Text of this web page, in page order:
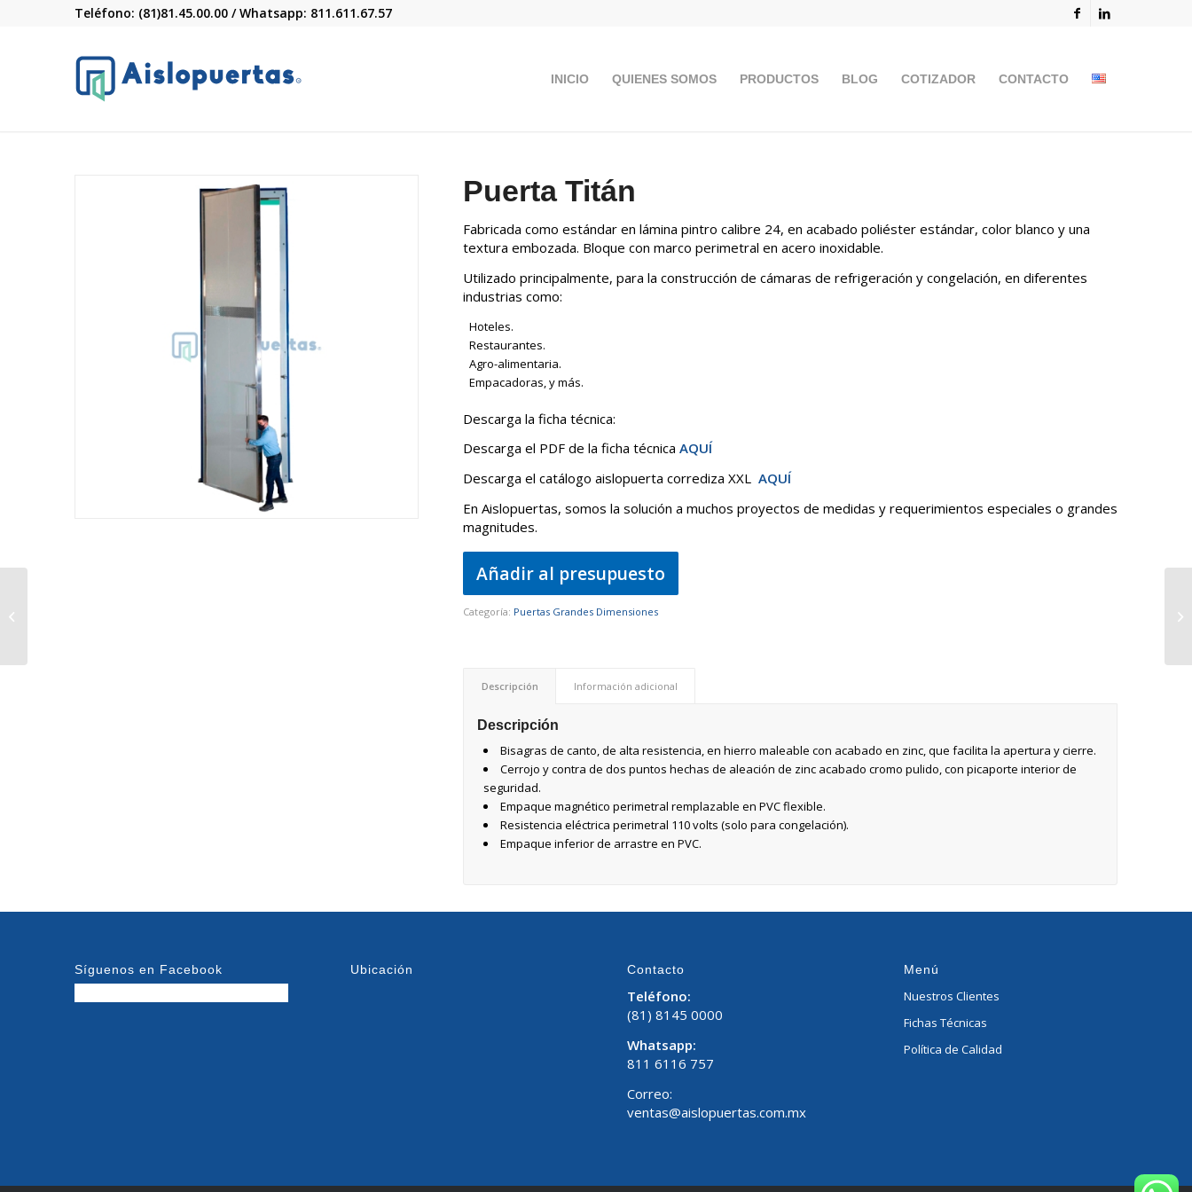
Teléfono: (81)81.45.00.00 / Whatsapp: 811.611.67.57
R INICIO QUIENES SOMOS PRODUCTOS BLOG COTIZADOR CONTACTO
Puerta Titán
Fabricada como estándar en lámina pintro calibre 24, en acabado poliéster estándar, color blanco y una
textura embozada. Bloque con marco perimetral en acero inoxidable.
Utilizado principalmente, para la construcción de cámaras de refrigeración y congelación, en diferentes
industrias como:
Hoteles.
Restaurantes.
Agro-alimentaria.
Empacadoras, y más.
Descarga la ficha técnica:
Descarga el PDF de la ficha técnica AQUÍ
Descarga el catálogo aislopuerta corrediza XXL AQUÍ
En Aislopuertas, somos la solución a muchos proyectos de medidas y requerimientos especiales o grandes
magnitudes.
Añadir al presupuesto
Categoría: Puertas Grandes Dimensiones
Descripción Información adicional
Descripción
Bisagras de canto, de alta resistencia, en hierro maleable con acabado en zinc, que facilita la apertura y cierre.
Cerrojo y contra de dos puntos hechas de aleación de zinc acabado cromo pulido, con picaporte interior de
seguridad.
Empaque magnético perimetral remplazable en PVC flexible.
Resistencia eléctrica perimetral 110 volts (solo para congelación).
Empaque inferior de arrastre en PVC.
Síguenos en Facebook Ubicación Contacto
Teléfono:
(81) 8145 0000
Whatsapp:
811 6116 757
Correo:
ventas@aislopuertas.com.mx
Menú
Nuestros Clientes
Fichas Técnicas
Política de Calidad